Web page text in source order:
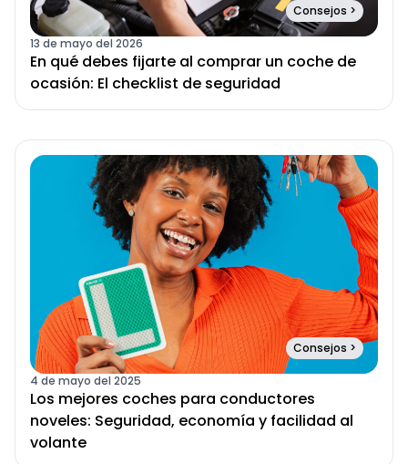
Consejos >
13 de mayo del 2026
En qué debes fijarte al comprar un coche de
ocasión: El checklist de seguridad
Consejos >
4 de mayo del 2025
Los mejores coches para conductores
noveles: Seguridad, economía y facilidad al
volante